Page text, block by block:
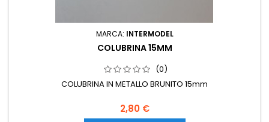
MARCA: INTERMODEL
COLUBRINA 15MM
(0)
COLUBRINA IN METALLO BRUNITO 15mm
2,80 €